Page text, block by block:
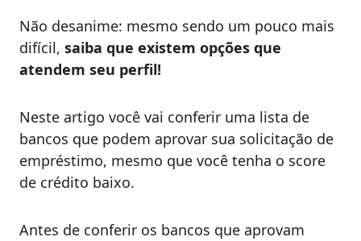
Não desanime: mesmo sendo um pouco mais
difícil, saiba que existem opções que
atendem seu perfil!
Neste artigo você vai conferir uma lista de
bancos que podem aprovar sua solicitação de
empréstimo, mesmo que você tenha o score
de crédito baixo.
Antes de conferir os bancos que aprovam